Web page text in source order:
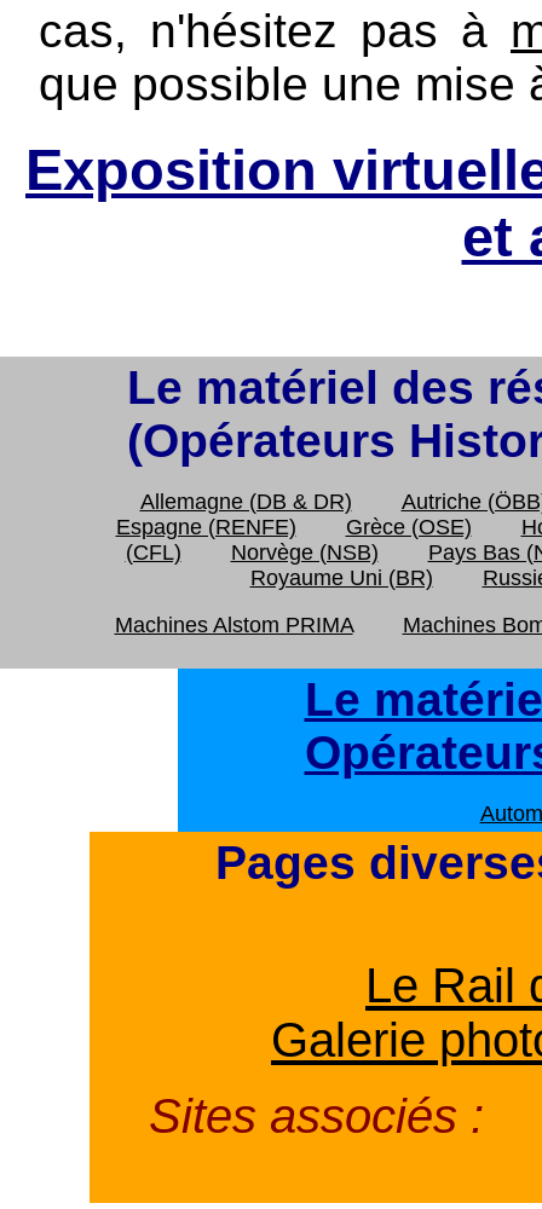
cas, n'hésitez pas à
que possible une mise
Exposition
et
Le matériel des
(Opérateurs
Allemagne (DB & DR)
Autriche
Espagne (RENFE)
Grèce (OSE)
(CFL)
Norvège (NSB)
Pays Bas
Royaume Uni (BR)
Machines Alstom PRIMA
Machines
Le
Pages
Le Rail
Galerie
Sites associés :